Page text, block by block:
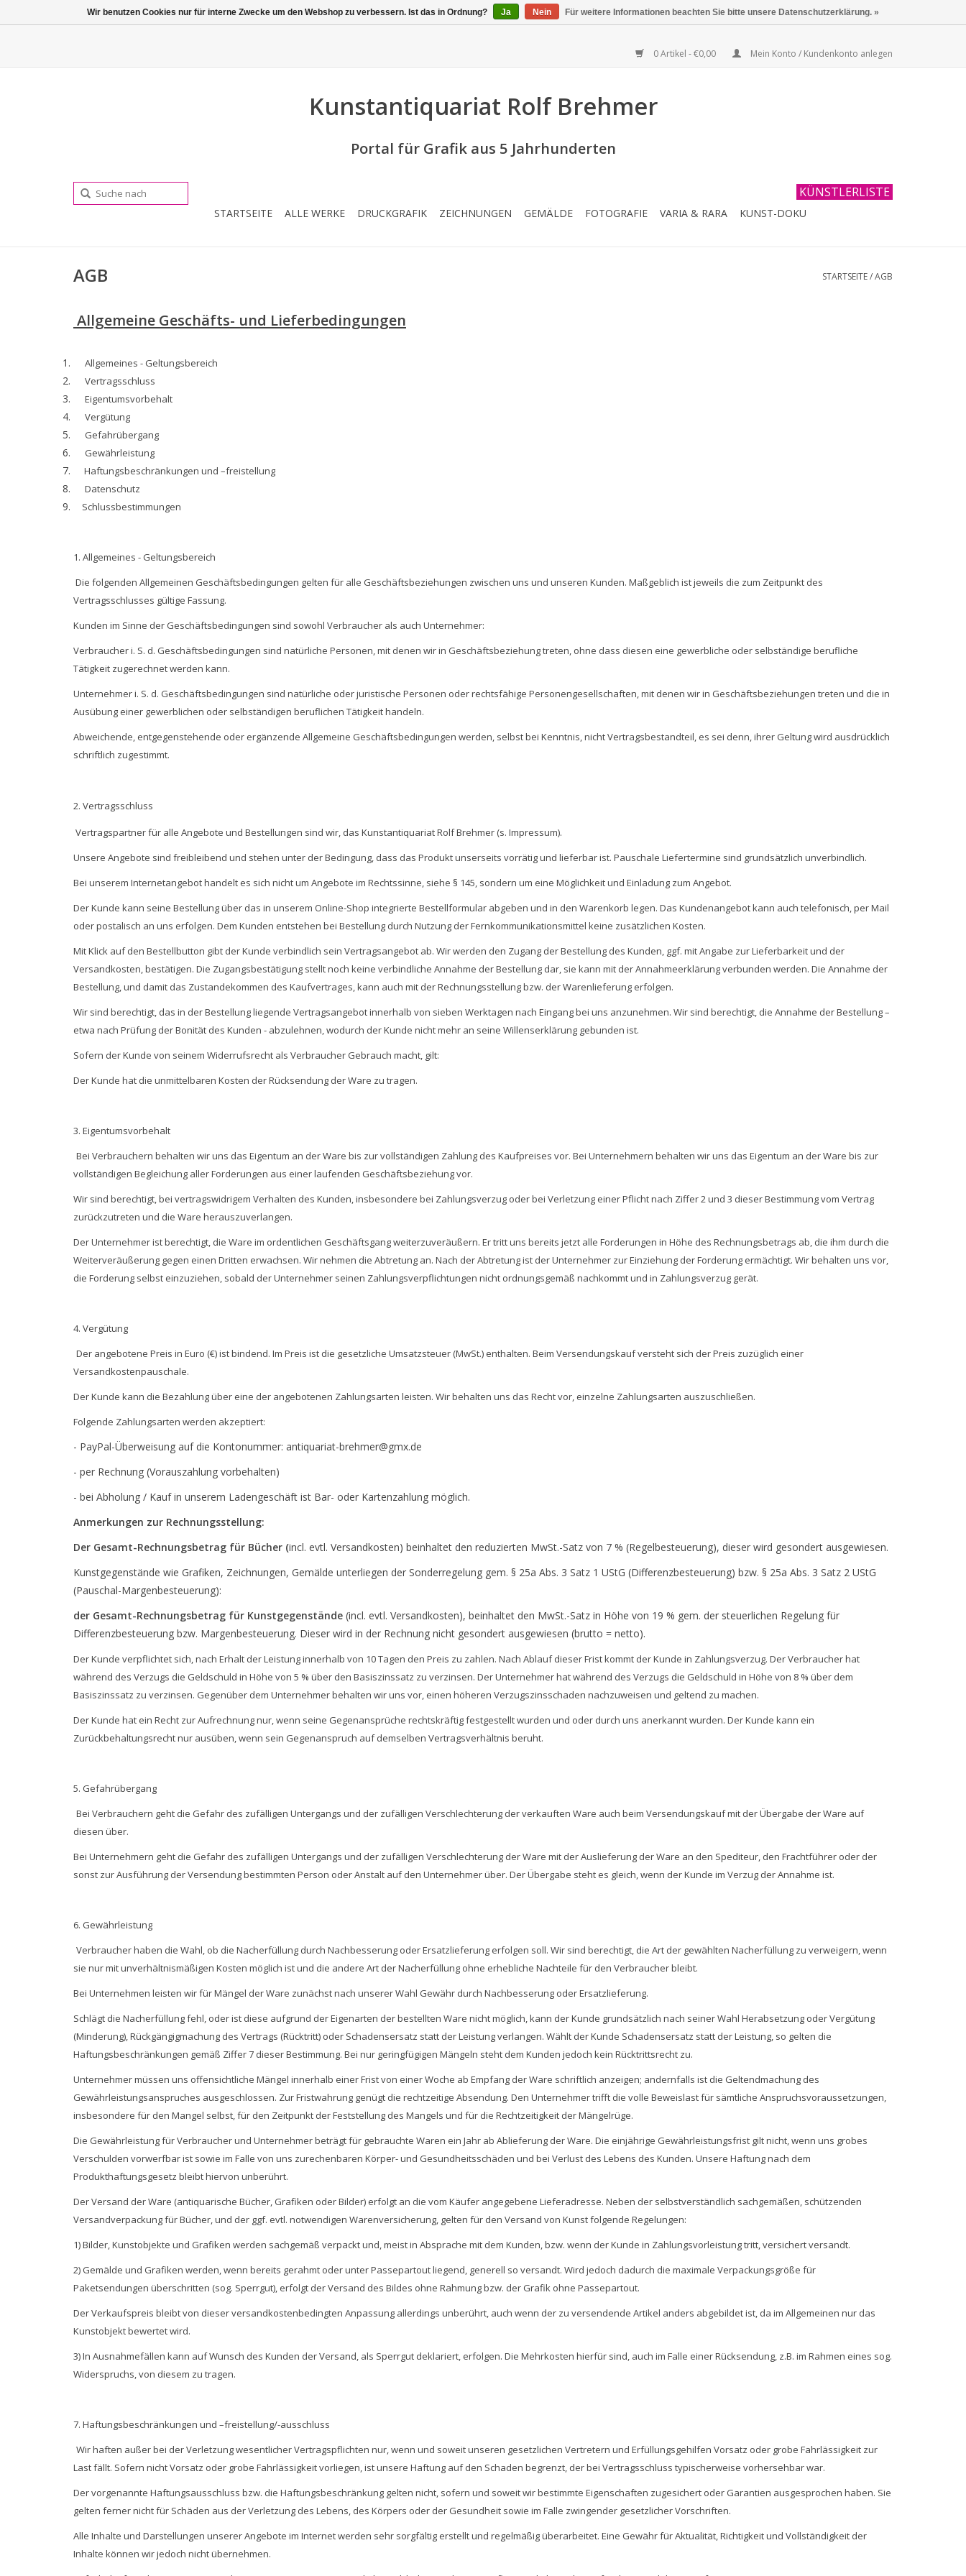
0 Artikel - €0,00 Mein Konto / Kundenkonto anlegen
Kunstantiquariat Rolf Brehmer
Portal für Grafik aus 5 Jahrhunderten
KÜNSTLERLISTE
STARTSEITE ALLE WERKE DRUCKGRAFIK ZEICHNUNGEN GEMÄLDE FOTOGRAFIE VARIA & RARA KUNST-DOKU
AGB STARTSEITE/AGB
Allgemeine Geschäfts- und Lieferbedingungen
Allgemeines - Geltungsbereich
Vertragsschluss
Eigentumsvorbehalt
Vergütung
Gefahrübergang
Gewährleistung
Haftungsbeschränkungen und –freistellung
Datenschutz
Schlussbestimmungen
1. Allgemeines - Geltungsbereich
Die folgenden Allgemeinen Geschäftsbedingungen gelten für alle Geschäftsbeziehungen zwischen uns und unseren Kunden. Maßgeblich ist jeweils die zum Zeitpunkt des
Vertragsschlusses gültige Fassung.
Kunden im Sinne der Geschäftsbedingungen sind sowohl Verbraucher als auch Unternehmer:
Verbraucher i. S. d. Geschäftsbedingungen sind natürliche Personen, mit denen wir in Geschäftsbeziehung treten, ohne dass diesen eine gewerbliche oder selbständige berufliche
Tätigkeit zugerechnet werden kann.
Unternehmer i. S. d. Geschäftsbedingungen sind natürliche oder juristische Personen oder rechtsfähige Personengesellschaften, mit denen wir in Geschäftsbeziehungen treten und die in
Ausübung einer gewerblichen oder selbständigen beruflichen Tätigkeit handeln.
Abweichende, entgegenstehende oder ergänzende Allgemeine Geschäftsbedingungen werden, selbst bei Kenntnis, nicht Vertragsbestandteil, es sei denn, ihrer Geltung wird ausdrücklich
schriftlich zugestimmt.
2. Vertragsschluss
Vertragspartner für alle Angebote und Bestellungen sind wir, das Kunstantiquariat Rolf Brehmer (s. Impressum).
Unsere Angebote sind freibleibend und stehen unter der Bedingung, dass das Produkt unserseits vorrätig und lieferbar ist. Pauschale Liefertermine sind grundsätzlich unverbindlich.
Bei unserem Internetangebot handelt es sich nicht um Angebote im Rechtssinne, siehe § 145, sondern um eine Möglichkeit und Einladung zum Angebot.
Der Kunde kann seine Bestellung über das in unserem Online-Shop integrierte Bestellformular abgeben und in den Warenkorb legen. Das Kundenangebot kann auch telefonisch, per Mail
oder postalisch an uns erfolgen. Dem Kunden entstehen bei Bestellung durch Nutzung der Fernkommunikationsmittel keine zusätzlichen Kosten.
Mit Klick auf den Bestellbutton gibt der Kunde verbindlich sein Vertragsangebot ab. Wir werden den Zugang der Bestellung des Kunden, ggf. mit Angabe zur Lieferbarkeit und der
Versandkosten, bestätigen. Die Zugangsbestätigung stellt noch keine verbindliche Annahme der Bestellung dar, sie kann mit der Annahmeerklärung verbunden werden. Die Annahme der
Bestellung, und damit das Zustandekommen des Kaufvertrages, kann auch mit der Rechnungsstellung bzw. der Warenlieferung erfolgen.
Wir sind berechtigt, das in der Bestellung liegende Vertragsangebot innerhalb von sieben Werktagen nach Eingang bei uns anzunehmen. Wir sind berechtigt, die Annahme der Bestellung –
etwa nach Prüfung der Bonität des Kunden - abzulehnen, wodurch der Kunde nicht mehr an seine Willenserklärung gebunden ist.
Sofern der Kunde von seinem Widerrufsrecht als Verbraucher Gebrauch macht, gilt:
Der Kunde hat die unmittelbaren Kosten der Rücksendung der Ware zu tragen.
3. Eigentumsvorbehalt
Bei Verbrauchern behalten wir uns das Eigentum an der Ware bis zur vollständigen Zahlung des Kaufpreises vor. Bei Unternehmern behalten wir uns das Eigentum an der Ware bis zur
vollständigen Begleichung aller Forderungen aus einer laufenden Geschäftsbeziehung vor.
Wir sind berechtigt, bei vertragswidrigem Verhalten des Kunden, insbesondere bei Zahlungsverzug oder bei Verletzung einer Pflicht nach Ziffer 2 und 3 dieser Bestimmung vom Vertrag
zurückzutreten und die Ware herauszuverlangen.
Der Unternehmer ist berechtigt, die Ware im ordentlichen Geschäftsgang weiterzuveräußern. Er tritt uns bereits jetzt alle Forderungen in Höhe des Rechnungsbetrags ab, die ihm durch die
Weiterveräußerung gegen einen Dritten erwachsen. Wir nehmen die Abtretung an. Nach der Abtretung ist der Unternehmer zur Einziehung der Forderung ermächtigt. Wir behalten uns vor,
die Forderung selbst einzuziehen, sobald der Unternehmer seinen Zahlungsverpflichtungen nicht ordnungsgemäß nachkommt und in Zahlungsverzug gerät.
4. Vergütung
Der angebotene Preis in Euro (€) ist bindend. Im Preis ist die gesetzliche Umsatzsteuer (MwSt.) enthalten. Beim Versendungskauf versteht sich der Preis zuzüglich einer
Versandkostenpauschale.
Der Kunde kann die Bezahlung über eine der angebotenen Zahlungsarten leisten. Wir behalten uns das Recht vor, einzelne Zahlungsarten auszuschließen.
Folgende Zahlungsarten werden akzeptiert:
- PayPal-Überweisung auf die Kontonummer: antiquariat-brehmer@gmx.de
- per Rechnung (Vorauszahlung vorbehalten)
- bei Abholung / Kauf in unserem Ladengeschäft ist Bar- oder Kartenzahlung möglich.
Anmerkungen zur Rechnungsstellung:
Der Gesamt-Rechnungsbetrag für Bücher (incl. evtl. Versandkosten) beinhaltet den reduzierten MwSt.-Satz von 7 % (Regelbesteuerung), dieser wird gesondert ausgewiesen.
Kunstgegenstände wie Grafiken, Zeichnungen, Gemälde unterliegen der Sonderregelung gem. § 25a Abs. 3 Satz 1 UStG (Differenzbesteuerung) bzw. § 25a Abs. 3 Satz 2 UStG
(Pauschal-Margenbesteuerung):
der Gesamt-Rechnungsbetrag für Kunstgegenstände (incl. evtl. Versandkosten), beinhaltet den MwSt.-Satz in Höhe von 19 % gem. der steuerlichen Regelung für
Differenzbesteuerung bzw. Margenbesteuerung. Dieser wird in der Rechnung nicht gesondert ausgewiesen (brutto = netto).
Der Kunde verpflichtet sich, nach Erhalt der Leistung innerhalb von 10 Tagen den Preis zu zahlen. Nach Ablauf dieser Frist kommt der Kunde in Zahlungsverzug. Der Verbraucher hat
während des Verzugs die Geldschuld in Höhe von 5 % über den Basiszinssatz zu verzinsen. Der Unternehmer hat während des Verzugs die Geldschuld in Höhe von 8 % über dem
Basiszinssatz zu verzinsen. Gegenüber dem Unternehmer behalten wir uns vor, einen höheren Verzugszinsschaden nachzuweisen und geltend zu machen.
Der Kunde hat ein Recht zur Aufrechnung nur, wenn seine Gegenansprüche rechtskräftig festgestellt wurden und oder durch uns anerkannt wurden. Der Kunde kann ein
Zurückbehaltungsrecht nur ausüben, wenn sein Gegenanspruch auf demselben Vertragsverhältnis beruht.
5. Gefahrübergang
Bei Verbrauchern geht die Gefahr des zufälligen Untergangs und der zufälligen Verschlechterung der verkauften Ware auch beim Versendungskauf mit der Übergabe der Ware auf
diesen über.
Bei Unternehmern geht die Gefahr des zufälligen Untergangs und der zufälligen Verschlechterung der Ware mit der Auslieferung der Ware an den Spediteur, den Frachtführer oder der
sonst zur Ausführung der Versendung bestimmten Person oder Anstalt auf den Unternehmer über. Der Übergabe steht es gleich, wenn der Kunde im Verzug der Annahme ist.
6. Gewährleistung
Verbraucher haben die Wahl, ob die Nacherfüllung durch Nachbesserung oder Ersatzlieferung erfolgen soll. Wir sind berechtigt, die Art der gewählten Nacherfüllung zu verweigern, wenn
sie nur mit unverhältnismäßigen Kosten möglich ist und die andere Art der Nacherfüllung ohne erhebliche Nachteile für den Verbraucher bleibt.
Bei Unternehmen leisten wir für Mängel der Ware zunächst nach unserer Wahl Gewähr durch Nachbesserung oder Ersatzlieferung.
Schlägt die Nacherfüllung fehl, oder ist diese aufgrund der Eigenarten der bestellten Ware nicht möglich, kann der Kunde grundsätzlich nach seiner Wahl Herabsetzung oder Vergütung
(Minderung), Rückgängigmachung des Vertrags (Rücktritt) oder Schadensersatz statt der Leistung verlangen. Wählt der Kunde Schadensersatz statt der Leistung, so gelten die
Haftungsbeschränkungen gemäß Ziffer 7 dieser Bestimmung. Bei nur geringfügigen Mängeln steht dem Kunden jedoch kein Rücktrittsrecht zu.
Unternehmer müssen uns offensichtliche Mängel innerhalb einer Frist von einer Woche ab Empfang der Ware schriftlich anzeigen; andernfalls ist die Geltendmachung des
Gewährleistungsanspruches ausgeschlossen. Zur Fristwahrung genügt die rechtzeitige Absendung. Den Unternehmer trifft die volle Beweislast für sämtliche Anspruchsvoraussetzungen,
insbesondere für den Mangel selbst, für den Zeitpunkt der Feststellung des Mangels und für die Rechtzeitigkeit der Mängelrüge.
Die Gewährleistung für Verbraucher und Unternehmer beträgt für gebrauchte Waren ein Jahr ab Ablieferung der Ware. Die einjährige Gewährleistungsfrist gilt nicht, wenn uns grobes
Verschulden vorwerfbar ist sowie im Falle von uns zurechenbaren Körper- und Gesundheitsschäden und bei Verlust des Lebens des Kunden. Unsere Haftung nach dem
Produkthaftungsgesetz bleibt hiervon unberührt.
Der Versand der Ware (antiquarische Bücher, Grafiken oder Bilder) erfolgt an die vom Käufer angegebene Lieferadresse. Neben der selbstverständlich sachgemäßen, schützenden
Versandverpackung für Bücher, und der ggf. evtl. notwendigen Warenversicherung, gelten für den Versand von Kunst folgende Regelungen:
1) Bilder, Kunstobjekte und Grafiken werden sachgemäß verpackt und, meist in Absprache mit dem Kunden, bzw. wenn der Kunde in Zahlungsvorleistung tritt, versichert versandt.
2) Gemälde und Grafiken werden, wenn bereits gerahmt oder unter Passepartout liegend, generell so versandt. Wird jedoch dadurch die maximale Verpackungsgröße für
Paketsendungen überschritten (sog. Sperrgut), erfolgt der Versand des Bildes ohne Rahmung bzw. der Grafik ohne Passepartout.
Der Verkaufspreis bleibt von dieser versandkostenbedingten Anpassung allerdings unberührt, auch wenn der zu versendende Artikel anders abgebildet ist, da im Allgemeinen nur das
Kunstobjekt bewertet wird.
3) In Ausnahmefällen kann auf Wunsch des Kunden der Versand, als Sperrgut deklariert, erfolgen. Die Mehrkosten hierfür sind, auch im Falle einer Rücksendung, z.B. im Rahmen eines sog.
Widerspruchs, von diesem zu tragen.
7. Haftungsbeschränkungen und –freistellung/-ausschluss
Wir haften außer bei der Verletzung wesentlicher Vertragspflichten nur, wenn und soweit unseren gesetzlichen Vertretern und Erfüllungsgehilfen Vorsatz oder grobe Fahrlässigkeit zur
Last fällt. Sofern nicht Vorsatz oder grobe Fahrlässigkeit vorliegen, ist unsere Haftung auf den Schaden begrenzt, der bei Vertragsschluss typischerweise vorhersehbar war.
Der vorgenannte Haftungsausschluss bzw. die Haftungsbeschränkung gelten nicht, sofern und soweit wir bestimmte Eigenschaften zugesichert oder Garantien ausgesprochen haben. Sie
gelten ferner nicht für Schäden aus der Verletzung des Lebens, des Körpers oder der Gesundheit sowie im Falle zwingender gesetzlicher Vorschriften.
Alle Inhalte und Darstellungen unserer Angebote im Internet werden sehr sorgfältig erstellt und regelmäßig überarbeitet. Eine Gewähr für Aktualität, Richtigkeit und Vollständigkeit der
Inhalte können wir jedoch nicht übernehmen.
Wir benutzen Cookies nur für interne Zwecke um den Webshop zu verbessern. Ist das in Ordnung? Ja Nein Für weitere Informationen beachten Sie bitte unsere Datenschutzerklärung. »